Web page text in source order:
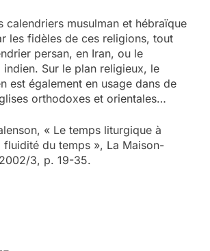
calendriers musulman et hébraïque
les fidèles de ces religions, tout
persan, en Iran, ou le
Sur le plan religieux, le
est également en usage dans de
orthodoxes et orientales…
« Le temps liturgique à
fluidité du temps », La Maison-
3, p. 19-35.